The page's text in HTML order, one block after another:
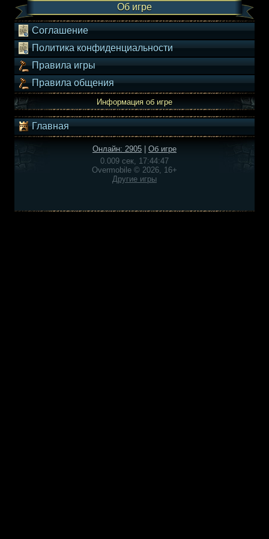
Об игре
Соглашение
Политика конфиденциальности
Правила игры
Правила общения
Информация об игре
Главная
Онлайн: 2905
Об игре
0.009 сек, 17:44:47
Overmobile © 2026, 16+
Другие игры